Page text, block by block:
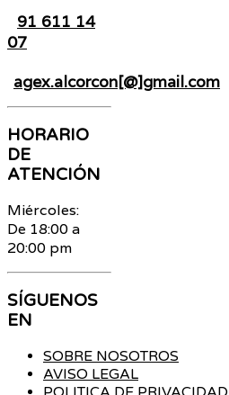
91 611 14
07
agex.alcorcon[@]gmail.com
HORARIO
DE
ATENCIÓN
Miércoles:
De 18:00 a
20:00 pm
SÍGUENOS
EN
SOBRE NOSOTROS
AVISO LEGAL